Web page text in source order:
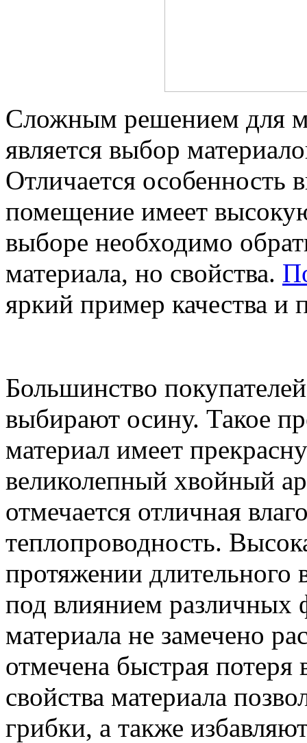
Сложным решением для
является выбор
Отличается особенность
помещение имеет
выборе необходимо
материала, но свойства.
яркий пример качества и
Большинство
выбирают осину. Такое
материал имеет
великолепный хвойный
отмечается отличная
теплопроводность.
протяжении длительного
под влиянием различных
материала не замечено
отмечена быстрая
свойства материала
грибки, а также